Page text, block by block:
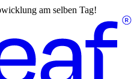
am selben Tag!